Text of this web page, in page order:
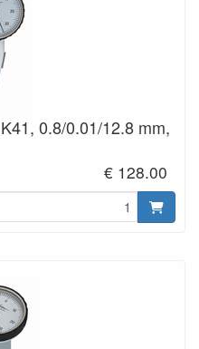
0.8/0.01/12.8 mm,
€ 128.00